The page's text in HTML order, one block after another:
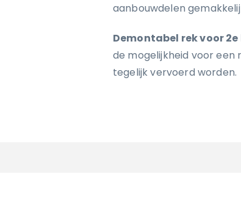
aanbouwdelen
Demontabel rek voor
de mogelijkheid voor een
tegelijk vervoerd worden.